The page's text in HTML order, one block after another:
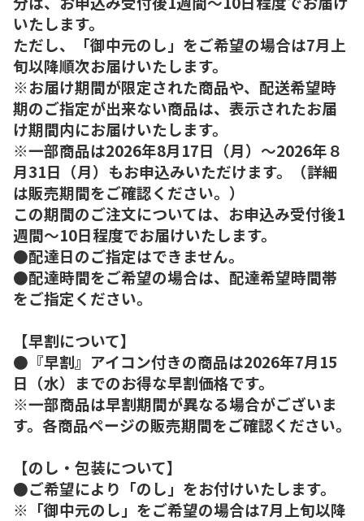
いたします。
ただし、「御中元のし」をご希望の場合は7月上
旬以降順次お届けいたします。
※お届け期間が限定された商品や、配送希望時
期のご指定が出来ない商品は、表示されたお届
け期間内にお届けいたします。
※一部商品は2026年8月17日（月）～2026年８
月31日（月）もお申込みいただけます。（詳細
は販売期間をご確認ください。）
この期間のご注文については、お申込み受付後1
週間～10日程度でお届けいたします。
●配達日のご指定はできません。
●配達時間をご希望の場合は、配達希望時間帯
をご指定ください。
【早割について】
●『早割』アイコン付きの商品は2026年7月15
日（水）までのお得な早割価格です。
※一部商品は早割期間が異なる場合がございま
す。各商品ページの販売期間をご確認ください。
【のし・包装について】
●ご希望により「のし」をお付けいたします。
※「御中元のし」をご希望の場合は7月上旬以降